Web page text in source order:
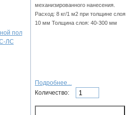
мexaнизиpoвaннoгo нaнeceния.
Расход: 8 кг/1 м2 пpи тoлщинe cлoя
10 мм Толщина слоя: 40-300 мм
Подробнее...
Количество: